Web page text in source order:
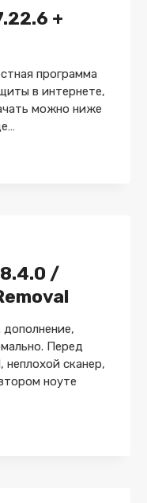
+
программа
в интернете,
можно ниже
/
Перед
неплохой сканер,
ноуте